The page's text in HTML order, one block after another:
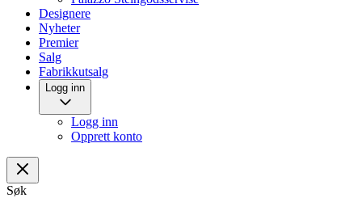
Designere
Nyheter
Premier
Salg
Fabrikkutsalg
Logg inn
Logg inn
Opprett konto
Søk